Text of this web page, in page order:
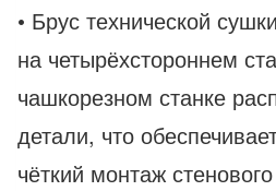
• Брус технической
на четырёхстороннем
чашкорезном станке
детали, что
чёткий монтаж